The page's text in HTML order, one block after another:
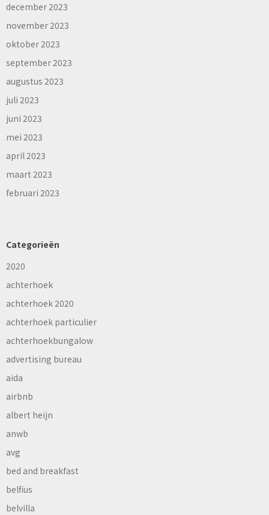
december 2023
november 2023
oktober 2023
september 2023
augustus 2023
juli 2023
juni 2023
mei 2023
april 2023
maart 2023
februari 2023
Categorieën
2020
achterhoek
achterhoek 2020
achterhoek particulier
achterhoekbungalow
advertising bureau
aida
airbnb
albert heijn
anwb
avg
bed and breakfast
belfius
belvilla